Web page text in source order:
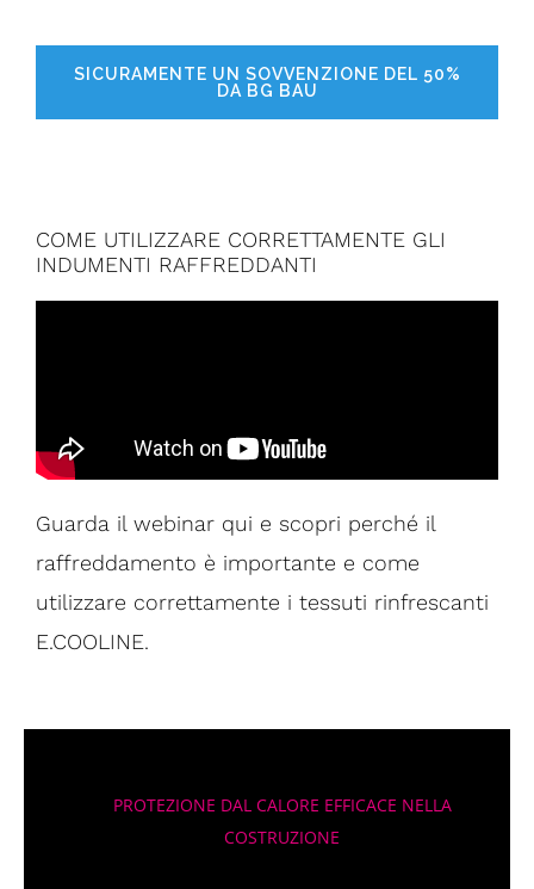
SICURAMENTE UN SOVVENZIONE DEL 50%
DA BG BAU
COME UTILIZZARE CORRETTAMENTE GLI
INDUMENTI RAFFREDDANTI
Guarda il webinar qui e scopri perché il
raffreddamento è importante e come
utilizzare correttamente i tessuti rinfrescanti
E.COOLINE.
PROTEZIONE DAL CALORE EFFICACE NELLA
COSTRUZIONE